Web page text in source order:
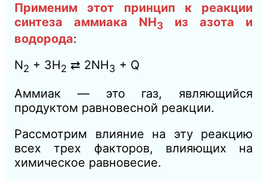
Применим этот принцип к реакции
синтеза аммиака NH3
из азота и
водорода:
N2 + 3Н2 ⇄ 2NH3 + Q
Аммиак — это газ, являющийся
продуктом равновесной реакции.
Рассмотрим влияние на эту реакцию
всех трех факторов, влияющих на
химическое равновесие.